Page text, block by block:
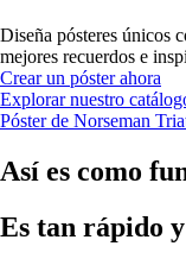
Diseña pósteres únicos
mejores recuerdos e
Crear un póster ahora
Explorar nuestro
Póster de Norseman
Así es como
Es tan rápido